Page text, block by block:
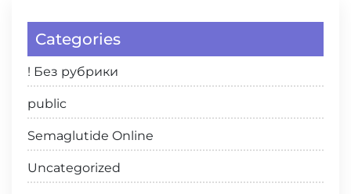
Categories
! Без рубрики
public
Semaglutide Online
Uncategorized